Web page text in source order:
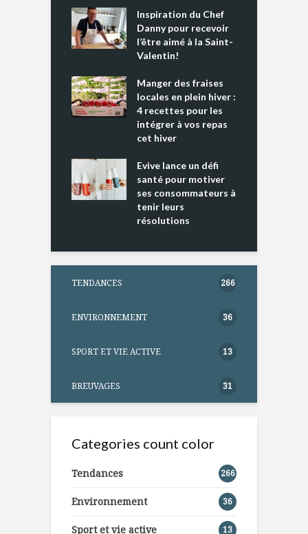
Inspiration du Chef
Danny pour recevoir
l’être aimé à la Saint-
Valentin!
Manger des fraises
locales en plein hiver :
4 recettes pour les
intégrer à vos repas
cet hiver
Evive lance un défi
santé pour motiver
ses consommateurs à
tenir leurs
résolutions
TENDANCES 266
ENVIRONNEMENT 36
SPORT ET VIE ACTIVE 13
BREUVAGES 31
Categories count color
Tendances 266
Environnement 36
Sport et vie active 13